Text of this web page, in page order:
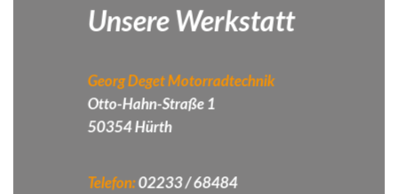
Unsere Werkstatt
Georg Deget Motorradtechnik
Otto-Hahn-Straße 1
50354 Hürth
Telefon:02233 / 68484